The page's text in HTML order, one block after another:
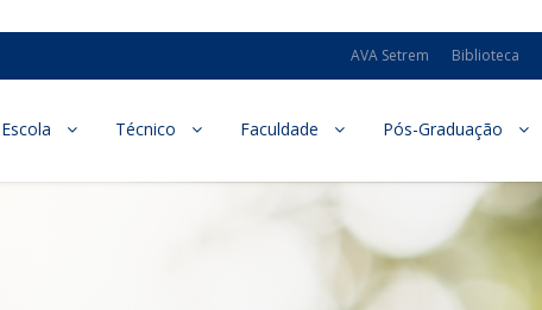
AVA Setrem Biblioteca
Escola Técnico Faculdade Pós-Graduação